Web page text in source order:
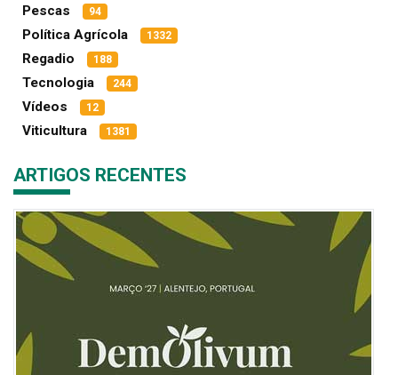
Pescas 94
Política Agrícola 1332
Regadio 188
Tecnologia 244
Vídeos 12
Viticultura 1381
ARTIGOS RECENTES